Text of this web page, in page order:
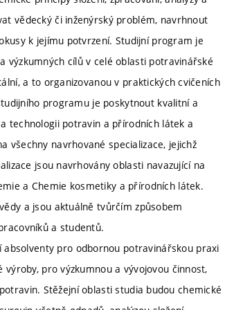
vědecký či inženýrský problém, navrhnout
k jejímu potvrzení. Studijní program je
výzkumných cílů v celé oblasti potravinářské
a to organizovanou v praktických cvičeních
programu je poskytnout kvalitní a
technologii potravin a přírodních látek a
všechny navrhované specializace, jejichž
jsou navrhovány oblasti navazující na
a Chemie kosmetiky a přírodních látek.
a jsou aktuálně tvůrčím způsobem
a studentů.
pro odbornou potravinářskou praxi
pro výzkumnou a vývojovou činnost,
Stěžejní oblasti studia budou chemické